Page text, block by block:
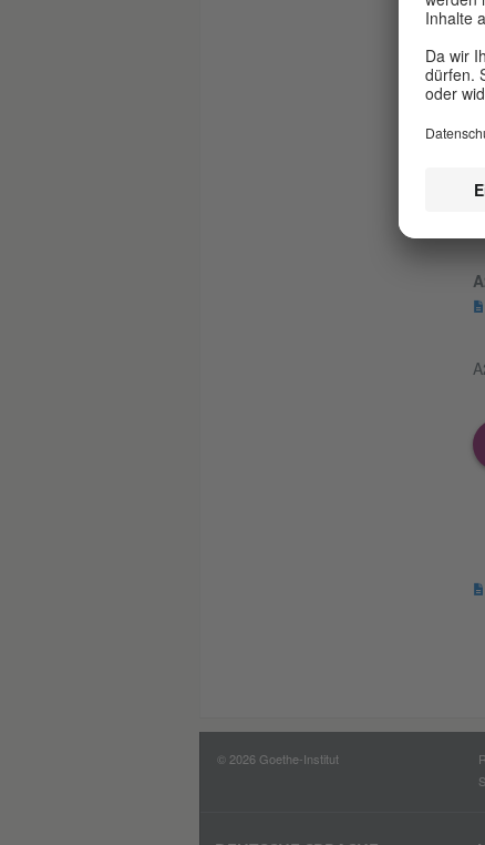
© 2026 Goethe-Institut